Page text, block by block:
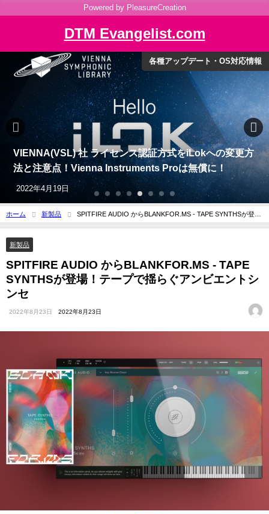
Powered by PleasureCreation
DTM Evangelist.com
セール情報
【11月20日迄】『ONKIO Acoustics』新発売。老舗ス
タジオ『音響ハウス』 のアコースティックを再現した
プラグイン！
2022年10月22日
ホーム 新製品
SPITFIRE AUDIO からBLANKFOR.MS - TAPE SYNTHSが登
場！テープで揺らぐアンビエントシンセ
新製品
SPITFIRE AUDIO からBLANKFOR.MS - TAPE
SYNTHSが登場！テープで揺らぐアンビエントシ
ンセ
2022年8月23日 2022年8月23日